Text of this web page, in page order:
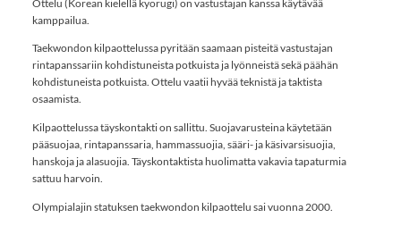
Ottelu (Korean kielellä kyorugi) on vastustajan kanssa käytävää
kamppailua.
Taekwondon kilpaottelussa pyritään saamaan pisteitä vastustajan
rintapanssariin kohdistuneista potkuista ja lyönneistä sekä päähän
kohdistuneista potkuista. Ottelu vaatii hyvää teknistä ja taktista
osaamista.
Kilpaottelussa täyskontakti on sallittu. Suojavarusteina käytetään
pääsuojaa, rintapanssaria, hammassuojia, sääri- ja käsivarsisuojia,
hanskoja ja alasuojia. Täyskontaktista huolimatta vakavia tapaturmia
sattuu harvoin.
Olympialajin statuksen taekwondon kilpaottelu sai vuonna 2000.